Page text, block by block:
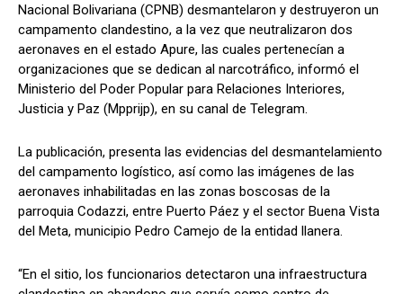
Nacional Bolivariana (CPNB) desmantelaron y destruyeron un
campamento clandestino, a la vez que neutralizaron dos
aeronaves en el estado Apure, las cuales pertenecían a
organizaciones que se dedican al narcotráfico, informó el
Ministerio del Poder Popular para Relaciones Interiores,
Justicia y Paz (Mpprijp), en su canal de Telegram.
La publicación, presenta las evidencias del desmantelamiento
del campamento logístico, así como las imágenes de las
aeronaves inhabilitadas en las zonas boscosas de la
parroquia Codazzi, entre Puerto Páez y el sector Buena Vista
del Meta, municipio Pedro Camejo de la entidad llanera.
“En el sitio, los funcionarios detectaron una infraestructura